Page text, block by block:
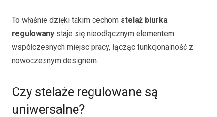
To właśnie dzięki takim cechom stelaż biurka
regulowany staje się nieodłącznym elementem
współczesnych miejsc pracy, łącząc funkcjonalność z
nowoczesnym designem.
Czy stelaże regulowane są
uniwersalne?